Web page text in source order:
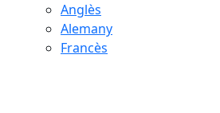
Anglès
Alemany
Francès